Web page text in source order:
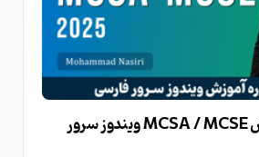
بهترین دوره آموزش MCSA / MCSE ویندوز سرور